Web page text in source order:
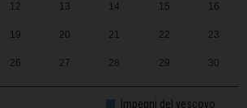
12 13 14 15 16
19 20 21 22 23
26 27 28 29 30
Impegni del vescovo